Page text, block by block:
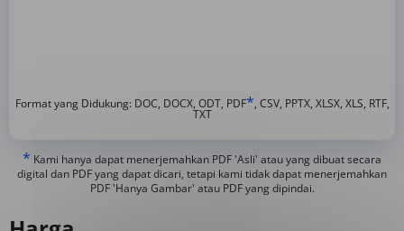
Format yang Didukung: DOC, DOCX, ODT, PDF*, CSV, PPTX, XLSX, XLS, RTF,
TXT
* Kami hanya dapat menerjemahkan PDF 'Asli' atau yang dibuat secara
digital dan PDF yang dapat dicari, tetapi kami tidak dapat menerjemahkan
PDF 'Hanya Gambar' atau PDF yang dipindai.